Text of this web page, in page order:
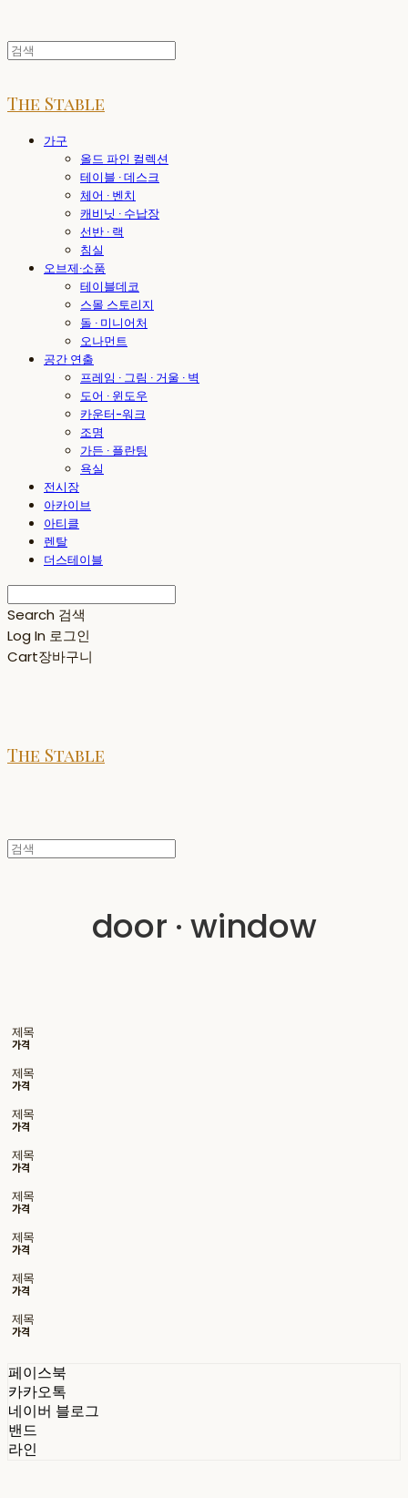
The Stable
가구
올드 파인 컬렉션
테이블 · 데스크
체어 · 벤치
캐비닛 · 수납장
선반 · 랙
침실
오브제·소품
테이블데코
스몰 스토리지
돌 · 미니어처
오나먼트
공간 연출
프레임 · 그림 · 거울 · 벽
도어 · 윈도우
카운터-워크
조명
가든 · 플란팅
욕실
전시장
아카이브
아티클
렌탈
더스테이블
Search 검색
Log In 로그인
Cart장바구니
The Stable
door · window
제목
가격
제목
가격
제목
가격
제목
가격
제목
가격
제목
가격
제목
가격
제목
가격
페이스북
카카오톡
네이버 블로그
밴드
라인